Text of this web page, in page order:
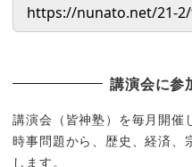
講演会に参
講演会（皆神塾）を毎月開催
時事問題から、歴史、経済、
します。